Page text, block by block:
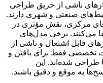
ناشی از حریق طراحی
صنعتی و شهری دارند.
مرکزی، نقش مؤثری در
می‌کنند. برخی مدل‌های
قابل اشتعال و ناشی از
تخصصی فقط برای یافتن و
شده‌اند. این
به موقع و دقیق باشند.